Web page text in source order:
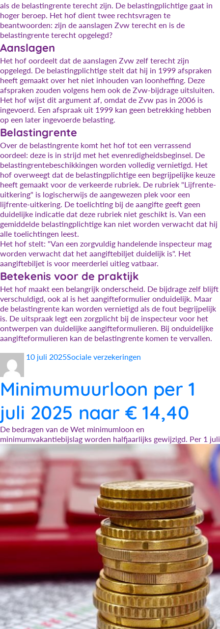
als de belastingrente terecht zijn. De belastingplichtige gaat in
hoger beroep. Het hof dient twee rechtsvragen te
beantwoorden: zijn de aanslagen Zvw terecht en is de
belastingrente terecht opgelegd?
Aanslagen
Het hof oordeelt dat de aanslagen Zvw zelf terecht zijn
opgelegd. De belastingplichtige stelt dat hij in 1999 afspraken
heeft gemaakt over het niet inhouden van loonheffing. Deze
afspraken zouden volgens hem ook de Zvw-bijdrage uitsluiten.
Het hof wijst dit argument af, omdat de Zvw pas in 2006 is
ingevoerd. Een afspraak uit 1999 kan geen betrekking hebben
op een later ingevoerde belasting.
Belastingrente
Over de belastingrente komt het hof tot een verrassend
oordeel: deze is in strijd met het evenredigheidsbeginsel. De
belastingrentebeschikkingen worden volledig vernietigd. Het
hof overweegt dat de belastingplichtige een begrijpelijke keuze
heeft gemaakt voor de verkeerde rubriek. De rubriek "Lijfrente-
uitkering" is logischerwijs de aangewezen plek voor een
lijfrente-uitkering. De toelichting bij de aangifte geeft geen
duidelijke indicatie dat deze rubriek niet geschikt is. Van een
gemiddelde belastingplichtige kan niet worden verwacht dat hij
alle toelichtingen leest.
Het hof stelt: "Van een zorgvuldig handelende inspecteur mag
worden verwacht dat het aangiftebiljet duidelijk is". Het
aangiftebiljet is voor meerderlei uitleg vatbaar.
Betekenis voor de praktijk
Het hof maakt een belangrijk onderscheid. De bijdrage zelf blijft
verschuldigd, ook al is het aangifteformulier onduidelijk. Maar
de belastingrente kan worden vernietigd als de fout begrijpelijk
is. De uitspraak legt een zorgplicht bij de inspecteur voor het
ontwerpen van duidelijke aangifteformulieren. Bij onduidelijke
aangifteformulieren kan de belastingrente komen te vervallen.
Auteur
Geplaatst
10 juli 2025Categorieën
Sociale verzekeringen
Minimumuurloon per 1
juli 2025 naar € 14,40
De bedragen van de Wet minimumloon en
minimumvakantiebijslag worden halfjaarlijks gewijzigd. Per 1 juli